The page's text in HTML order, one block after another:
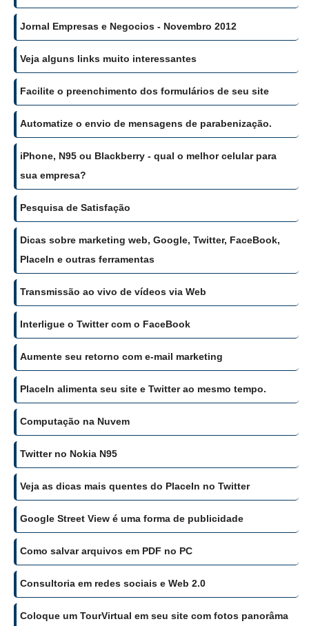
Jornal Empresas e Negocios - Novembro 2012
Veja alguns links muito interessantes
Facilite o preenchimento dos formulários de seu site
Automatize o envio de mensagens de parabenização.
iPhone, N95 ou Blackberry - qual o melhor celular para
sua empresa?
Pesquisa de Satisfação
Dicas sobre marketing web, Google, Twitter, FaceBook,
PlaceIn e outras ferramentas
Transmissão ao vivo de vídeos via Web
Interligue o Twitter com o FaceBook
Aumente seu retorno com e-mail marketing
PlaceIn alimenta seu site e Twitter ao mesmo tempo.
Computação na Nuvem
Twitter no Nokia N95
Veja as dicas mais quentes do PlaceIn no Twitter
Google Street View é uma forma de publicidade
Como salvar arquivos em PDF no PC
Consultoria em redes sociais e Web 2.0
Coloque um TourVirtual em seu site com fotos panorâma